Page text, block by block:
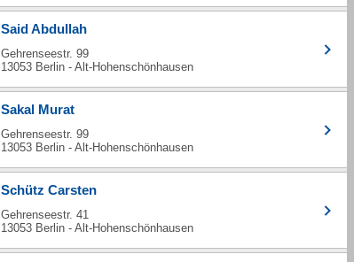
Said Abdullah
Gehrenseestr. 99
13053 Berlin - Alt-Hohenschönhausen
Sakal Murat
Gehrenseestr. 99
13053 Berlin - Alt-Hohenschönhausen
Schütz Carsten
Gehrenseestr. 41
13053 Berlin - Alt-Hohenschönhausen